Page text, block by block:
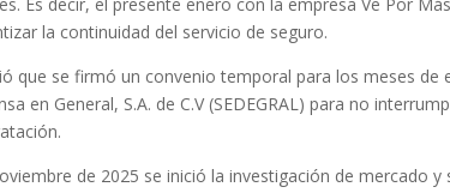
la continuidad del servicio de seguro.
que se firmó un convenio temporal para los meses
en General, S.A. de C.V (SEDEGRAL) para no
de 2025 se inició la investigación de mercado